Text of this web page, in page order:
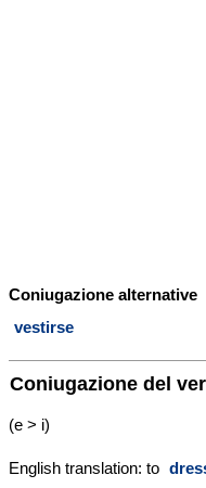
Coniugazione alternative
vestirse
Coniugazione del
(e > i)
English translation: to